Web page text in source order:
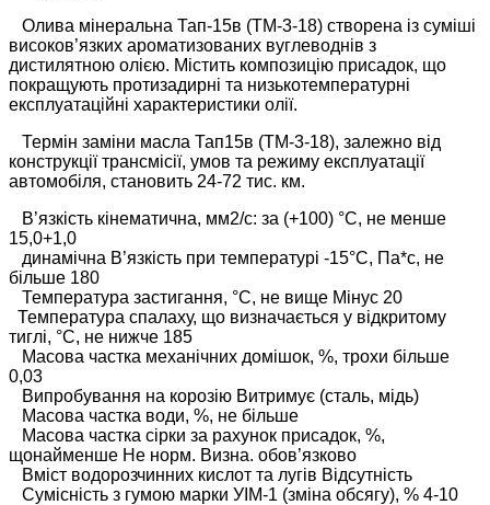
Олива мінеральна Тап-15в (ТМ-3-18) створена із суміші
високов’язких ароматизованих вуглеводнів з
дистилятною олією. Містить композицію присадок, що
покращують протизадирні та низькотемпературні
експлуатаційні характеристики олії.
Термін заміни масла Тап15в (ТМ-3-18), залежно від
конструкції трансмісії, умов та режиму експлуатації
автомобіля, становить 24-72 тис. км.
В’язкість кінематична, мм2/с: за (+100) °С, не менше
15,0+1,0
динамічна В’язкість при температурі -15°С, Па*с, не
більше 180
Температура застигання, °С, не вище Мінус 20
Температура спалаху, що визначається у відкритому
тиглі, °С, не нижче 185
Масова частка механічних домішок, %, трохи більше
0,03
Випробування на корозію Витримує (сталь, мідь)
Масова частка води, %, не більше
Масова частка сірки за рахунок присадок, %,
щонайменше Не норм. Визна. обов’язково
Вміст водорозчинних кислот та лугів Відсутність
Сумісність з гумою марки УІМ-1 (зміна обсягу), % 4-10